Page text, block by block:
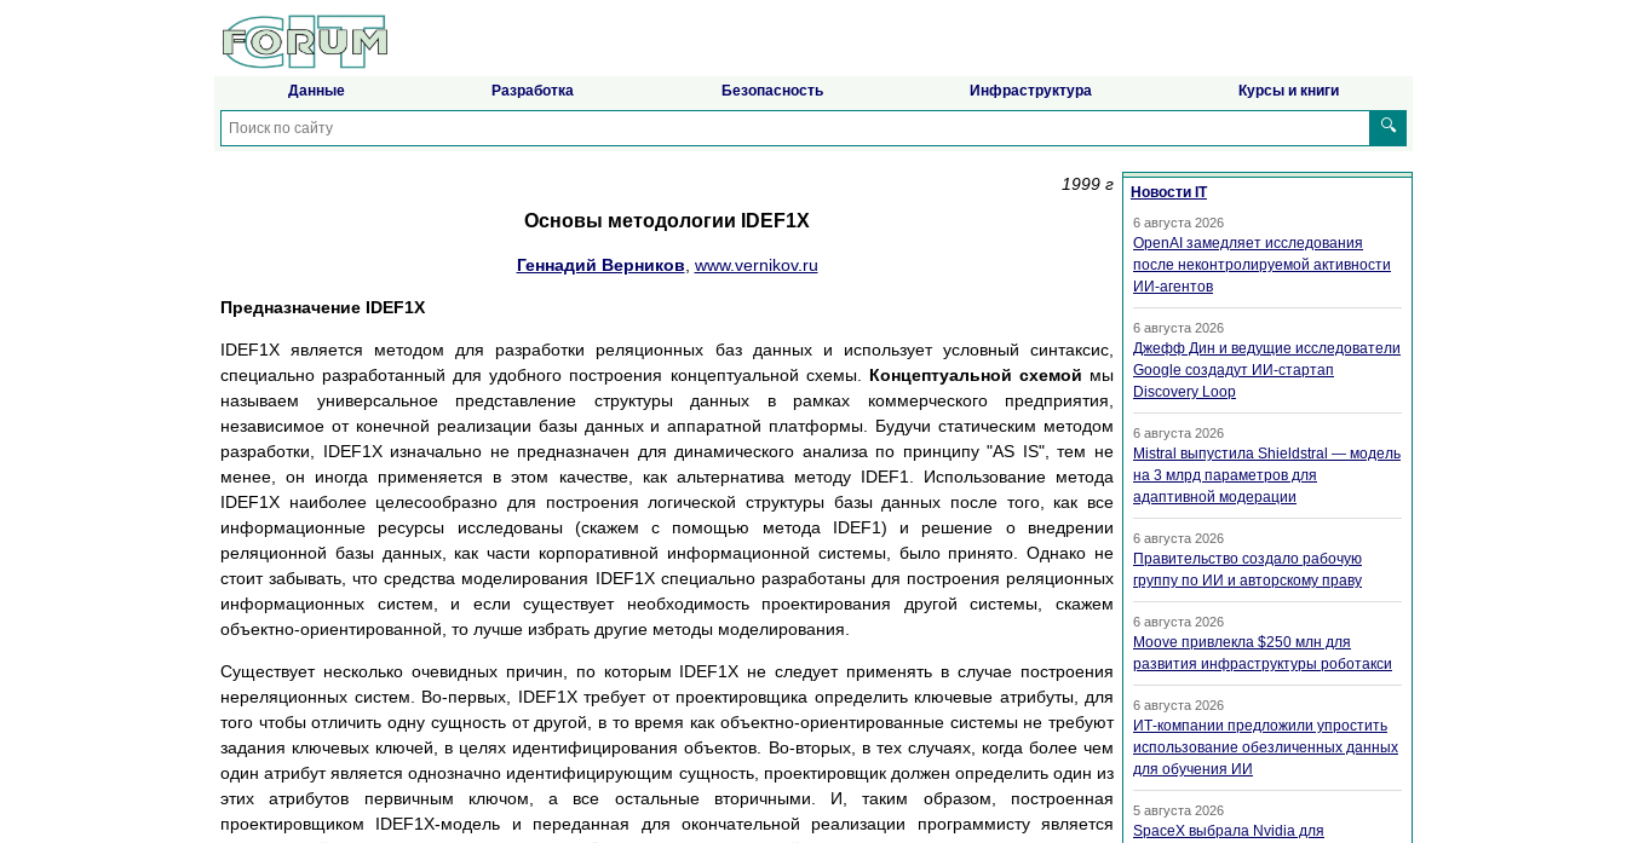
Данные Разработка Безопасность Инфраструктура Курсы и книги
🔍
1999 г
Основы методологии IDEF1X
Геннадий Верников www.vernikov.ru
Предназначение IDEF1X
IDEF1X является методом для разработки реляционных баз данных и использует условный синтаксис,
специально разработанный для удобного построения концептуальной схемы. Концептуальной схемой мы
называем универсальное представление структуры данных в рамках коммерческого предприятия,
независимое от конечной реализации базы данных и аппаратной платформы. Будучи статическим методом
разработки, IDEF1X изначально не предназначен для динамического анализа по принципу "AS IS", тем не
менее, он иногда применяется в этом качестве, как альтернатива методу IDEF1. Использование метода
IDEF1X наиболее целесообразно для построения логической структуры базы данных после того, как все
информационные ресурсы исследованы (скажем с помощью метода IDEF1) и решение о внедрении
реляционной базы данных, как части корпоративной информационной системы, было принято. Однако не
стоит забывать, что средства моделирования IDEF1X специально разработаны для построения реляционных
информационных систем, и если существует необходимость проектирования другой системы, скажем
объектно-ориентированной, то лучше избрать другие методы моделирования.
Существует несколько очевидных причин, по которым IDEF1X не следует применять в случае построения
нереляционных систем. Во-первых, IDEF1X требует от проектировщика определить ключевые атрибуты, для
того чтобы отличить одну сущность от другой, в то время как объектно-ориентированные системы не требуют
задания ключевых ключей, в целях идентифицирования объектов. Во-вторых, в тех случаях, когда более чем
один атрибут является однозначно идентифицирующим сущность, проектировщик должен определить один из
этих атрибутов первичным ключом, а все остальные вторичными. И, таким образом, построенная
проектировщиком IDEF1X-модель и переданная для окончательной реализации программисту является
Новости IT
6 августа 2026
OpenAI замедляет исследования
после неконтролируемой активности
ИИ-агентов
6 августа 2026
Джефф Дин и ведущие исследователи
Google создадут ИИ-стартап
Discovery Loop
6 августа 2026
Mistral выпустила Shieldstral — модель
на 3 млрд параметров для
адаптивной модерации
6 августа 2026
Правительство создало рабочую
группу по ИИ и авторскому праву
6 августа 2026
Moove привлекла $250 млн для
развития инфраструктуры роботакси
6 августа 2026
ИТ-компании предложили упростить
использование обезличенных данных
для обучения ИИ
5 августа 2026
SpaceX выбрала Nvidia для